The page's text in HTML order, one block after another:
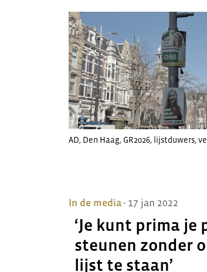
AD, Den Haag, GR2026, lijstduwers,
In de media- 17 jan 2022
‘Je kunt prima je
steunen zonder
lijst te staan’